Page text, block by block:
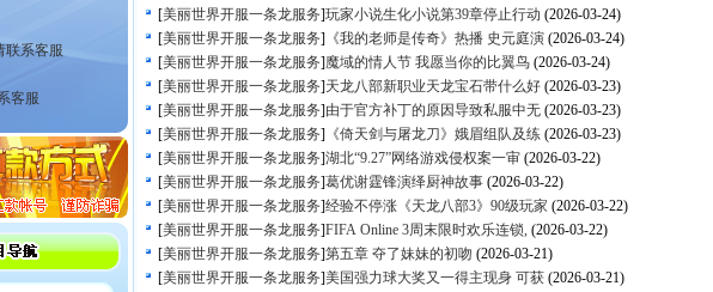
[美丽世界开服一条龙服务]玩家小说生化小说第39章停止行动 (2026-03-24)
[美丽世界开服一条龙服务] 《我的老师是传奇》热播 史元庭演 (2026-03-24)
[美丽世界开服一条龙服务]魔域的情人节 我愿当你的比翼鸟 (2026-03-24)
[美丽世界开服一条龙服务]天龙八部新职业天龙宝石带什么好 (2026-03-23)
[美丽世界开服一条龙服务]由于官方补丁的原因导致私服中无 (2026-03-23)
[美丽世界开服一条龙服务] 《倚天剑与屠龙刀》娥眉组队及练 (2026-03-23)
[美丽世界开服一条龙服务]湖北“9.27”网络游戏侵权案一审 (2026-03-22)
[美丽世界开服一条龙服务]葛优谢霆锋演绎厨神故事 (2026-03-22)
[美丽世界开服一条龙服务]经验不停涨《天龙八部3》90级玩家 (2026-03-22)
[美丽世界开服一条龙服务]FIFA Online 3周末限时欢乐连锁, (2026-03-22)
[美丽世界开服一条龙服务]第五章 夺了妹妹的初吻 (2026-03-21)
[美丽世界开服一条龙服务]美国强力球大奖又一得主现身 可获 (2026-03-21)